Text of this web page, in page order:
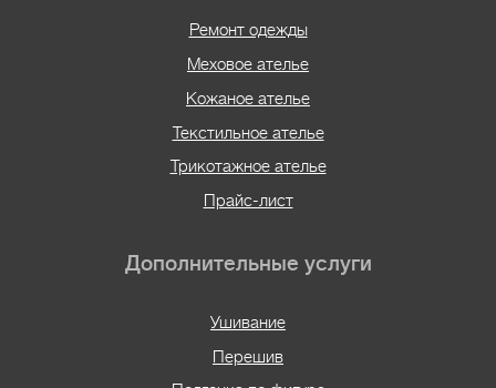
Ремонт одежды
Меховое ателье
Кожаное ателье
Текстильное ателье
Трикотажное ателье
Прайс-лист
Дополнительные услуги
Ушивание
Перешив